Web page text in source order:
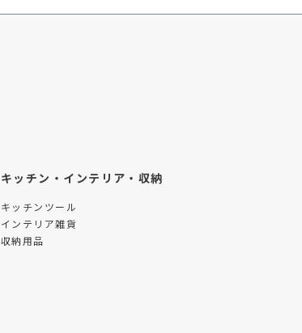
キッチン・インテリア・収納
キッチンツール
インテリア雑貨
収納用品